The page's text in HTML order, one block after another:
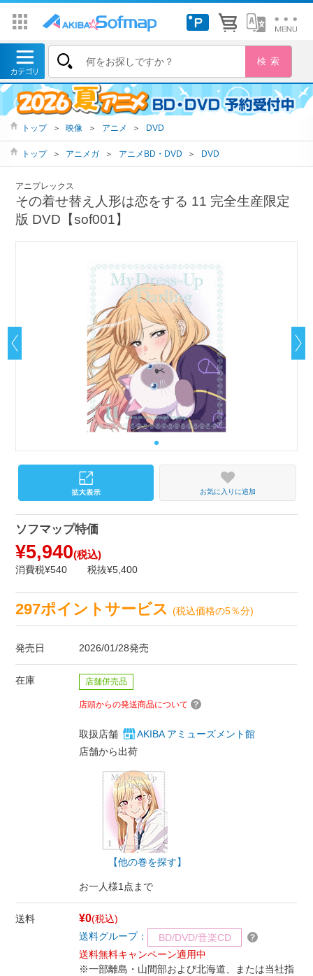
トップ ＞ 映像 ＞ アニメ ＞ DVD
トップ ＞ アニメガ ＞ アニメBD・DVD ＞ DVD
アニプレックス
その着せ替え人形は恋をする 11 完全生産限定
版 DVD【sof001】
お気に入りに追加
ソフマップ特価
¥5,940(税込)
消費税¥540 税抜¥5,400
297ポイントサービス(税込価格の5％分)
発売日 2026/01/28発売
在庫 店舗併売品
店頭からの発送商品について
取扱店舗
AKIBA アミューズメント館
店舗から出荷
【他の巻を探す】
お一人様1点まで
送料 ¥0(税込)
送料グループ：
BD/DVD/音楽CD
送料無料キャンペーン適用中
※一部離島・山間部および北海道、または当社指